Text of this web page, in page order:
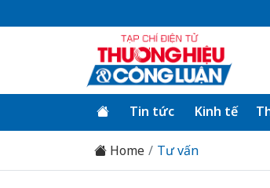
Tin tức Kinh tế
Home Tư vấn